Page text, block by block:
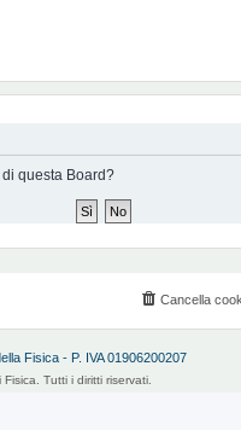
questa Board?
Cancella
Fisica - P. IVA 01906200207
Tutti i diritti riservati.